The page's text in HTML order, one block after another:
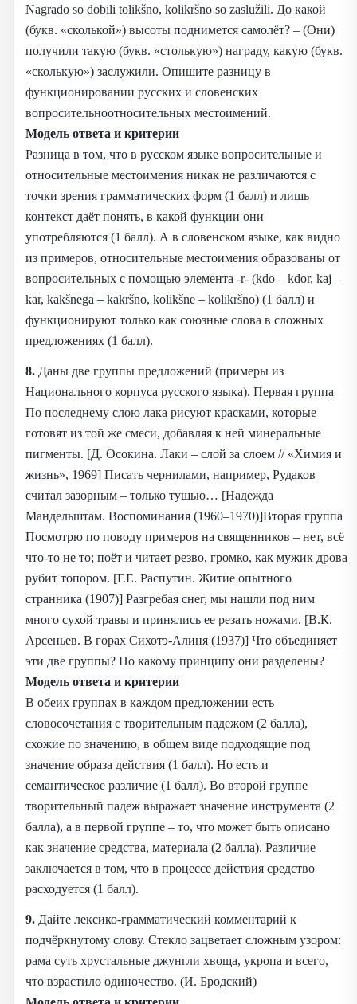
Nagrado so dobili tolikšno, kolikršno so zaslužili. До какой
(букв. «сколькой») высоты поднимется самолёт? – (Они)
получили такую (букв. «столькую») награду, какую (букв.
«сколькую») заслужили. Опишите разницу в
функционировании русских и словенских
вопросительноотносительных местоимений.
Модель ответа и критерии
Разница в том, что в русском языке вопросительные и
относительные местоимения никак не различаются с
точки зрения грамматических форм (1 балл) и лишь
контекст даёт понять, в какой функции они
употребляются (1 балл). А в словенском языке, как видно
из примеров, относительные местоимения образованы от
вопросительных с помощью элемента -r- (kdo – kdor, kaj –
kar, kakšnega – kakršno, kolikšne – kolikršno) (1 балл) и
функционируют только как союзные слова в сложных
предложениях (1 балл).
8. Даны две группы предложений (примеры из
Национального корпуса русского языка). Первая группа
По последнему слою лака рисуют красками, которые
готовят из той же смеси, добавляя к ней минеральные
пигменты. [Д. Осокина. Лаки – слой за слоем // «Химия и
жизнь», 1969] Писать чернилами, например, Рудаков
считал зазорным – только тушью… [Надежда
Мандельштам. Воспоминания (1960–1970)]Вторая группа
Посмотрю по поводу примеров на священников – нет, всё
что-то не то; поёт и читает резво, громко, как мужик дрова
рубит топором. [Г.Е. Распутин. Житие опытного
странника (1907)] Разгребая снег, мы нашли под ним
много сухой травы и принялись ее резать ножами. [В.К.
Арсеньев. В горах Сихотэ-Алиня (1937)] Что объединяет
эти две группы? По какому принципу они разделены?
Модель ответа и критерии
В обеих группах в каждом предложении есть
словосочетания с творительным падежом (2 балла),
схожие по значению, в общем виде подходящие под
значение образа действия (1 балл). Но есть и
семантическое различие (1 балл). Во второй группе
творительный падеж выражает значение инструмента (2
балла), а в первой группе – то, что может быть описано
как значение средства, материала (2 балла). Различие
заключается в том, что в процессе действия средство
расходуется (1 балл).
9. Дайте лексико-грамматический комментарий к
подчёркнутому слову. Стекло зацветает сложным узором:
рама суть хрустальные джунгли хвоща, укропа и всего,
что взрастило одиночество. (И. Бродский)